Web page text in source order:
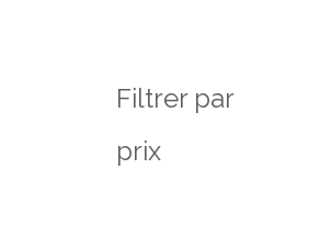
Filtrer par
prix